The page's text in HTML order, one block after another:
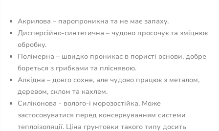
Акрилова – паропроникна та не має запаху.
Дисперсійно-синтетична – чудово просочує та зміцнює
обробку.
Полімерна – швидко проникає в пористі основи, добре
бореться з грибками та пліснявою.
Алкідна – довго сохне, але чудово працює з металом,
деревом, склом та кахлем.
Силіконова - волого-і морозостійка. Може
застосовуватися перед консервуванням системи
теплоізоляції. Ціна грунтовки такого типу досить